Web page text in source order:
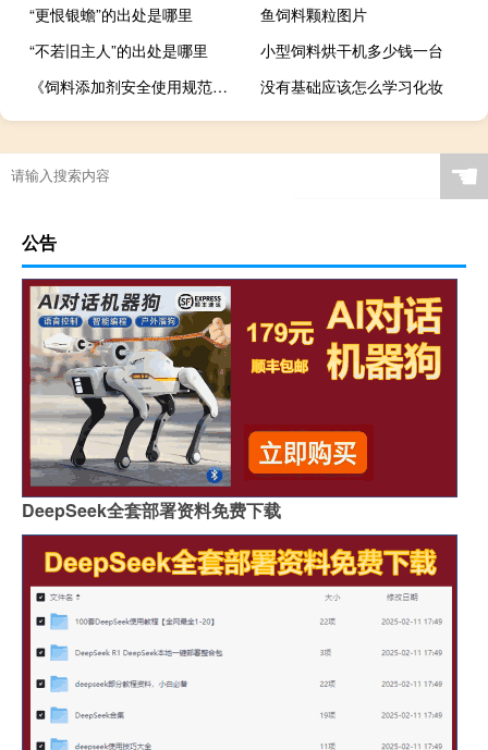
“更恨银蟾”的出处是哪里
鱼饲料颗粒图片
“不若旧主人”的出处是哪里
小型饲料烘干机多少钱一台
《饲料添加剂安全使用规范》规定，在生产育肥猪配合饲料中铜元素的最高限量
没有基础应该怎么学习化妆
☚
公告
DeepSeek全套部署资料免费下载